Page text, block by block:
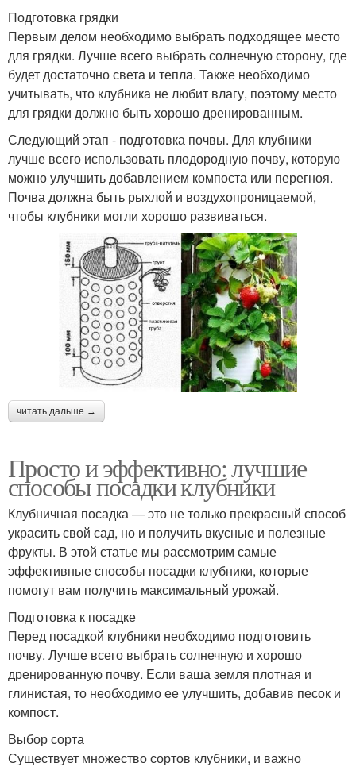
Подготовка грядки
Первым делом необходимо выбрать подходящее место
для грядки. Лучше всего выбрать солнечную сторону, где
будет достаточно света и тепла. Также необходимо
учитывать, что клубника не любит влагу, поэтому место
для грядки должно быть хорошо дренированным.
Следующий этап - подготовка почвы. Для клубники
лучше всего использовать плодородную почву, которую
можно улучшить добавлением компоста или перегноя.
Почва должна быть рыхлой и воздухопроницаемой,
чтобы клубники могли хорошо развиваться.
читать дальше →
Просто и эффективно: лучшие
способы посадки клубники
Клубничная посадка — это не только прекрасный способ
украсить свой сад, но и получить вкусные и полезные
фрукты. В этой статье мы рассмотрим самые
эффективные способы посадки клубники, которые
помогут вам получить максимальный урожай.
Подготовка к посадке
Перед посадкой клубники необходимо подготовить
почву. Лучше всего выбрать солнечную и хорошо
дренированную почву. Если ваша земля плотная и
глинистая, то необходимо ее улучшить, добавив песок и
компост.
Выбор сорта
Существует множество сортов клубники, и важно